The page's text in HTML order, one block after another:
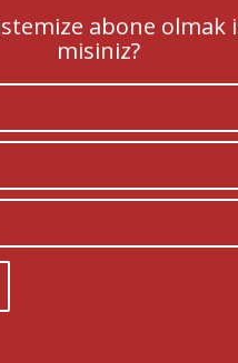
abone olmak
misiniz?